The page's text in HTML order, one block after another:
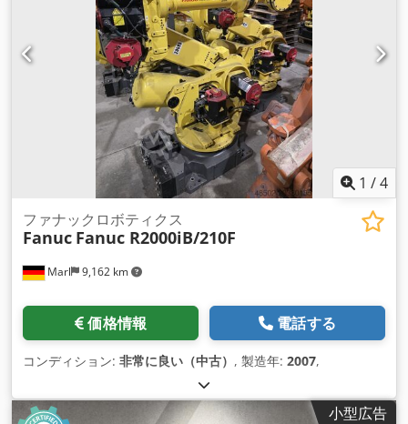
1 /4
Marl 9,162 km
ファナックロボティクス
Fanuc Fanuc R2000iB/210F
価格情報 電話する
コンディション: 非常に良い（中古） , 製造年: 2007,
小型広告